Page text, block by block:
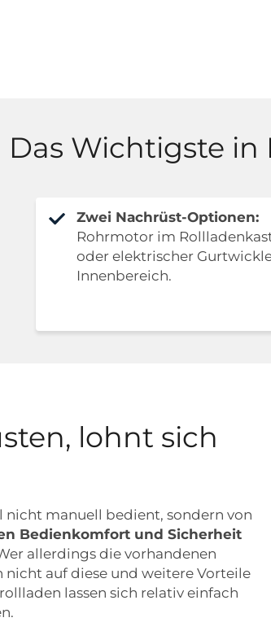
Das Wichtigste in
Zwei Nachrüst-Optionen:
Rohrmotor im
oder elektrischer
Innenbereich.
lohnt sich
nicht manuell bedient, sondern von
Bedienkomfort und Sicherheit
allerdings die vorhandenen
auf diese und weitere Vorteile
lassen sich relativ einfach